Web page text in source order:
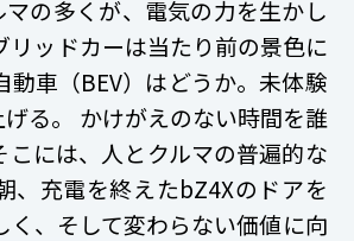
の多くが、電気の力を生かし
リッドカーは当たり前の景色に
動車（BEV）はどうか。未体験
る。
かけがえのない時間を誰
こには、人とクルマの普遍的な
、充電を終えたbZ4Xのドアを
く、そして変わらない価値に向